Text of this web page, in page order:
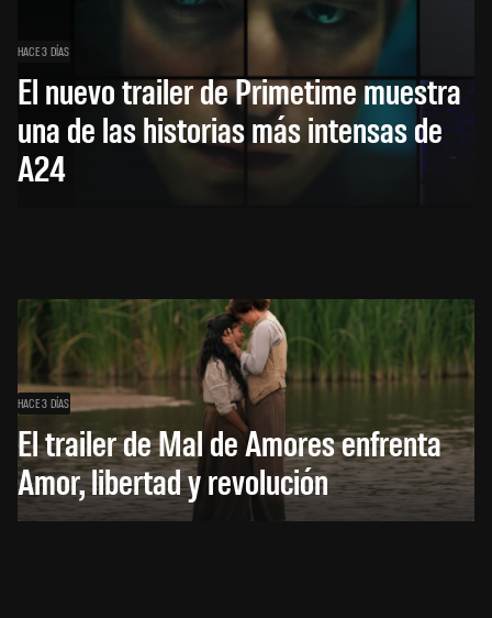
HACE 3 DÍAS
El nuevo trailer de Primetime muestra
una de las historias más intensas de
A24
HACE 3 DÍAS
El trailer de Mal de Amores enfrenta
Amor, libertad y revolución